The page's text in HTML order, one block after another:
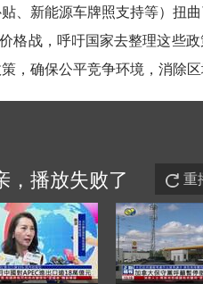
、新能源车牌照支持等）扭
格战，呼吁国家去整理这些
，确保公平竞争环境，消除区
，播放失败了 重